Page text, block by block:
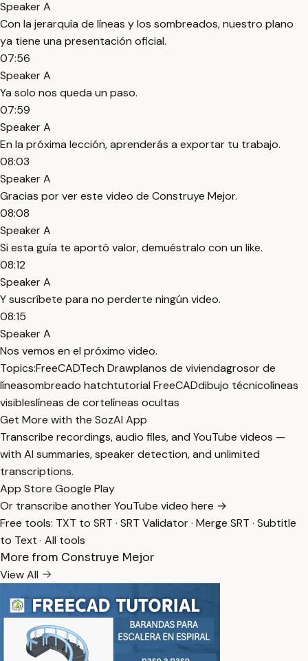
Speaker A
Con la jerarquía de líneas y los sombreados, nuestro plano
ya tiene una presentación oficial.
07:56
Speaker A
Ya solo nos queda un paso.
07:59
Speaker A
En la próxima lección, aprenderás a exportar tu trabajo.
08:03
Speaker A
Gracias por ver este video de Construye Mejor.
08:08
Speaker A
Si esta guía te aportó valor, demuéstralo con un like.
08:12
Speaker A
Y suscríbete para no perderte ningún video.
08:15
Speaker A
Nos vemos en el próximo video.
Topics:FreeCADTech Drawplanos de viviendagrosor de
líneasombreado hatchtutorial FreeCADdibujo técnicolíneas
visibleslíneas de cortelíneas ocultas
Get More with the SozAI App
Transcribe recordings, audio files, and YouTube videos —
with AI summaries, speaker detection, and unlimited
transcriptions.
App Store Google Play
Or transcribe another YouTube video here →
Free tools: TXT to SRT · SRT Validator· Merge SRT · Subtitle
to Text · All tools
More from Construye Mejor
View All